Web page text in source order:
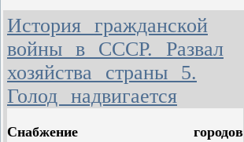
вопросы: о товарно-денежных
отношениях и о диктатуре
пролетариата.
армии. Два раза в месяц я, вместе с
другими ребятами, ходил на
продсклад получать командирское
довольствие.
Вечерами отчим сидел и готовил
Иногда я помогал ему. Дисциплина в
История гражданской
войны в СССР. Развал
хозяйства страны 5.
Голод надвигается
Снабжение городов